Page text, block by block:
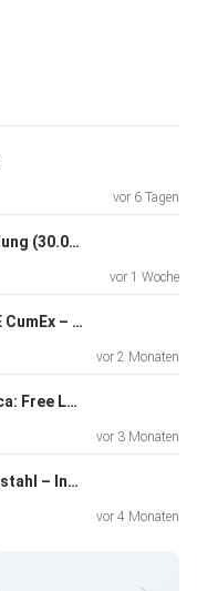
vor 6 Tagen
WDR 5 Westblick Ganze Sendung (30.07.2026)
vor 1 Woche
Podcast-Empfehlung: INSIDE CumEx – Jagd auf die Steuer-Mafia
vor 2 Monaten
Podcast-Tipp "This Is America: Free Luigi"
vor 3 Monaten
Podcast-Empfehlung: Riefenstahl – Influencerin des Bösen
vor 4 Monaten